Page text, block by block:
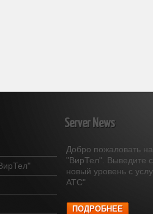
ServerNews
Добро пожаловать
"ВирТел". Выведите
новый уровень с
АТС"
ПОДРОБНЕЕ